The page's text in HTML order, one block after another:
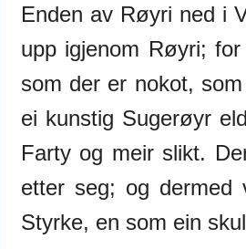
Enden av Røyri ned i
upp igjenom Røyri;
som der er nokot,
ei kunstig Sugerøyr
Farty og meir slikt.
etter seg; og
Styrke, en som ein